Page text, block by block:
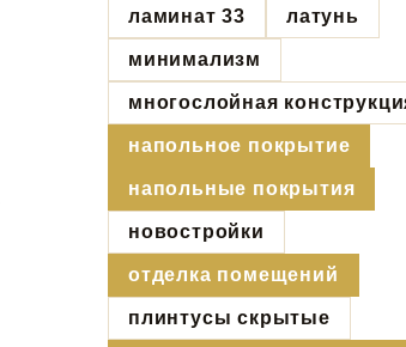
ламинат 33 латунь
минимализм
многослойная
напольное покрытие
напольные покрытия
новостройки
отделка помещений
плинтусы скрытые